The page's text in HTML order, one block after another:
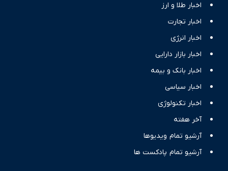
اخبار طلا و ارز
اخبار تجارت
اخبار انرژی
اخبار بازار دارایی
اخبار بانک و بیمه
اخبار سیاسی
اخبار تکنولوژی
آخر هفته
آرشیو تمام ویدیوها
آرشیو تمام پادکست ها